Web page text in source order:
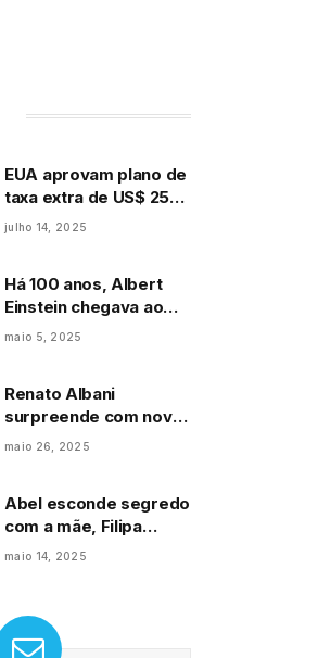
EUA aprovam plano de
taxa extra de US$ 250
para visto
julho 14, 2025
Há 100 anos, Albert
Einstein chegava ao
Brasil em visita
maio 5, 2025
Renato Albani
surpreende com novo
shape
maio 26, 2025
Abel esconde segredo
com a mãe, Filipa
escuta tudo e
maio 14, 2025